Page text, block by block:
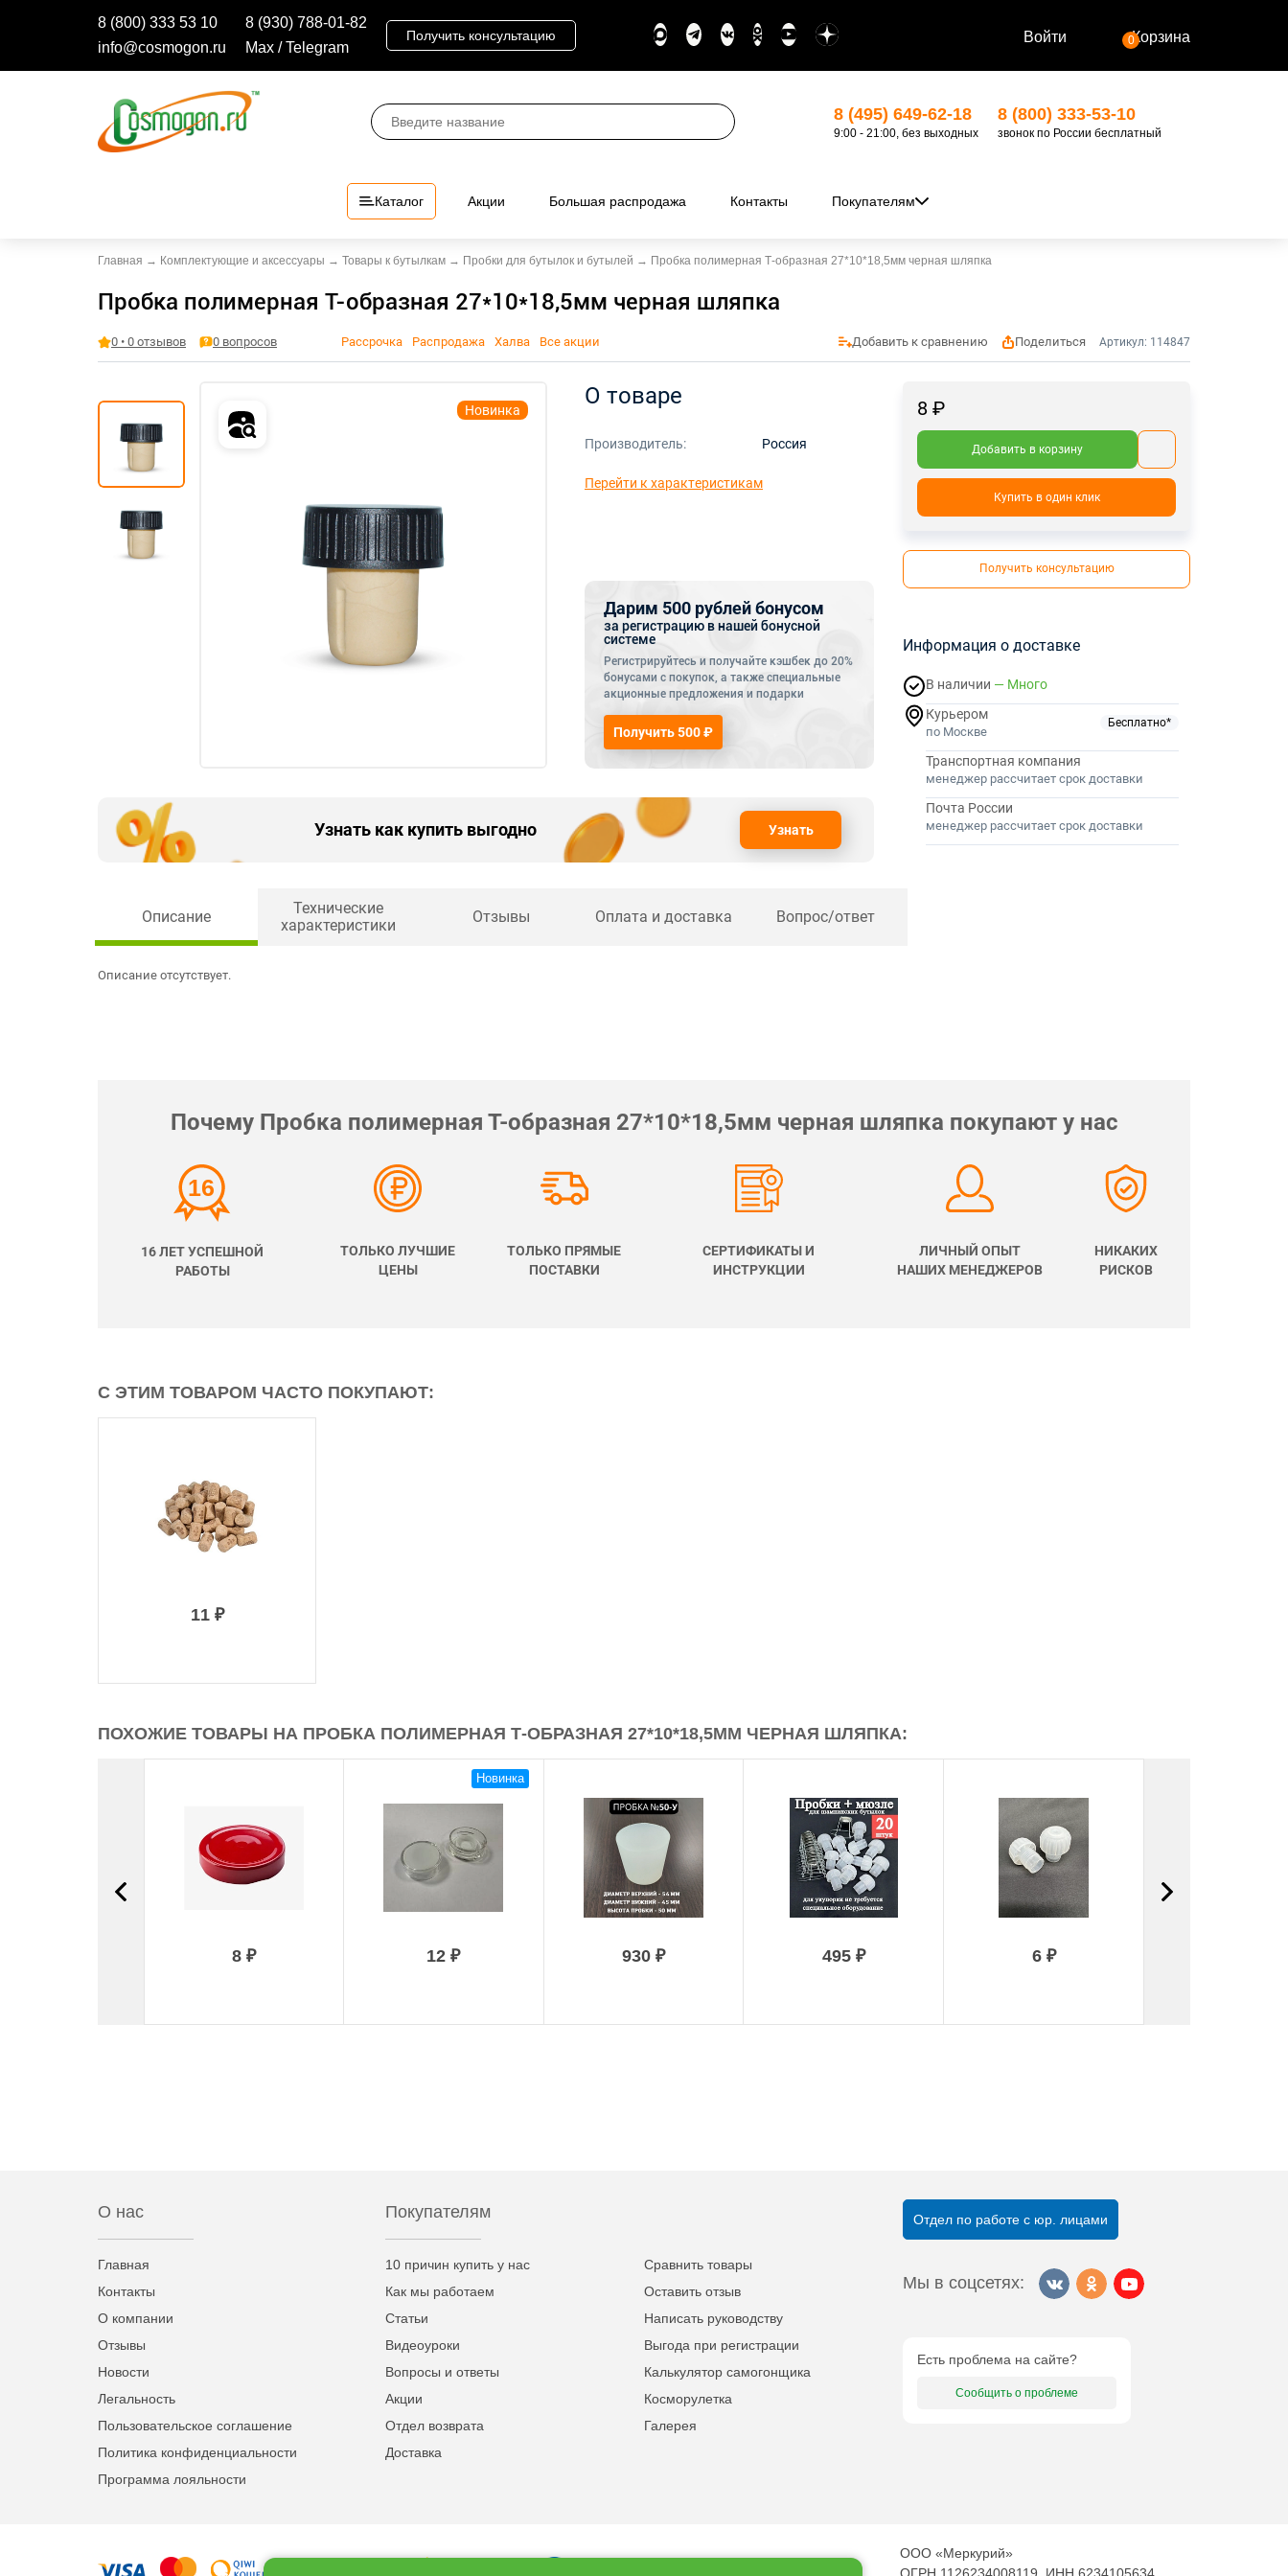
8 (800) 333 53 10
info@cosmogon.ru
8 (930) 788-01-82
Max / Telegram
Получить консультацию Войти 0Корзина
8 (495) 649-62-18
9:00 - 21:00, без выходных
8 (800) 333-53-10
звонок по России бесплатный
Каталог Акции Большая распродажа Контакты Покупателям
Главная → Комплектующие и аксессуары → Товары к бутылкам → Пробки для бутылок и бутылей → Пробка полимерная Т-образная 27*10*18,5мм черная шляпка
Пробка полимерная Т-образная 27*10*18,5мм черная шляпка
0 • 0 отзывов 0 вопросов Рассрочка Распродажа Халва Все акции Добавить к сравнению Поделиться Артикул: 114847
Новинка
О товаре
Производитель: Россия
Перейти к характеристикам
Дарим 500 рублей бонусом
за регистрацию в нашей бонусной
системе
Регистрируйтесь и получайте кэшбек до 20%
бонусами с покупок, а также специальные
акционные предложения и подарки
Получить 500 ₽
Узнать как купить выгодно Узнать
8 ₽
Добавить в корзину
Купить в один клик
Получить консультацию
Информация о доставке
В наличии — Много
Курьером
по Москве
Бесплатно*
Транспортная компания
менеджер рассчитает срок доставки
Почта России
менеджер рассчитает срок доставки
Описание
Технические
характеристики
Отзывы Оплата и доставка Вопрос/ответ
Описание отсутствует.
Почему Пробка полимерная Т-образная 27*10*18,5мм черная шляпка покупают у нас
16 ЛЕТ УСПЕШНОЙ
РАБОТЫ
ТОЛЬКО ЛУЧШИЕ
ЦЕНЫ
ТОЛЬКО ПРЯМЫЕ
ПОСТАВКИ
СЕРТИФИКАТЫ И
ИНСТРУКЦИИ
ЛИЧНЫЙ ОПЫТ
НАШИХ МЕНЕДЖЕРОВ
НИКАКИХ
РИСКОВ
С ЭТИМ ТОВАРОМ ЧАСТО ПОКУПАЮТ:
11 ₽
ПОХОЖИЕ ТОВАРЫ НА ПРОБКА ПОЛИМЕРНАЯ Т-ОБРАЗНАЯ 27*10*18,5ММ ЧЕРНАЯ ШЛЯПКА:
8 ₽
Новинка
12 ₽ 930 ₽ 495 ₽ 6 ₽
О нас
Главная
Контакты
О компании
Отзывы
Новости
Легальность
Пользовательское соглашение
Политика конфиденциальности
Программа лояльности
Покупателям
10 причин купить у нас
Как мы работаем
Статьи
Видеоуроки
Вопросы и ответы
Акции
Отдел возврата
Доставка
Сравнить товары
Оставить отзыв
Написать руководству
Выгода при регистрации
Калькулятор самогонщика
Косморулетка
Галерея
Отдел по работе с юр. лицами
Мы в соцсетях:
Есть проблема на сайте?
Сообщить о проблеме
8 (495) 649-62-18
ООО «Меркурий»